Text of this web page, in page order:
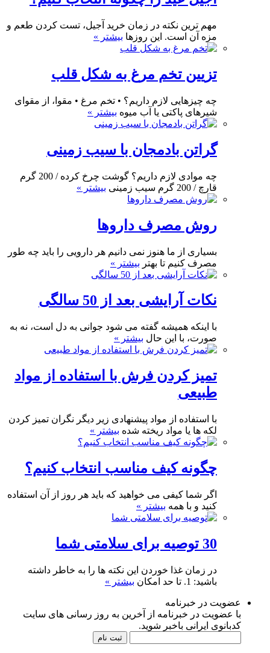
مهم ترین نکته در زمان خرید آجیل، تست کردن طعم و
مزه آن است. این روزها بیشتر »
تزیین تخم مرغ به شکل قلب
چه چیزهایی لازم داریم؟ • تخم مرغ • مقوا، از مقوای
شیرهای پاکتی یا آب میوه بیشتر »
گراتن بادمجان با سیب زمینی
چه موادی لازم داریم؟ گوشت چرخ کرده / 200 گرم
قارچ / 200 گرم سیب زمینی
بیشتر »
روش مصرف داروها
بسیاری از ما هنوز نمی دانیم هر دارویی را باید چه طور
مصرف کنیم تا بهتر بیشتر »
نکات آرایشی بعد از 50 سالگی
با اینکه همیشه گفته می شود جوانی به دل است، نه به
صورت، با این حال بیشتر »
تمیز کردن فرش با استفاده از مواد
طبیعی
با استفاده از مواد پیشنهادی زیر دیگر نگران تمیز کردن
لکه ها یا مواد ریخته شده بیشتر »
چگونه کیف مناسب انتخاب کنیم؟
اگر شما کیفی می خواهید که باید هر روز از آن استفاده
کنید و با همه بیشتر »
30 توصیه برای سلامتی شما
در زمان غذا خوردن این نکته ها را به خاطر داشته
باشید: 1. تا حد امکان
بیشتر »
عضویت در خبرنامه
با عضویت در خبرنامه از آخرین به روز رسانی های سایت
کدبانوی ایرانی باخبر شوید.